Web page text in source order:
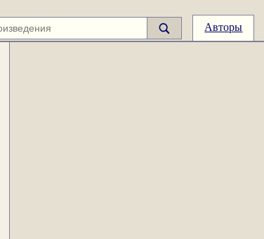
Авторы